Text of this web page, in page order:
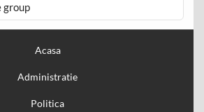
group
Acasa
Administratie
Politica